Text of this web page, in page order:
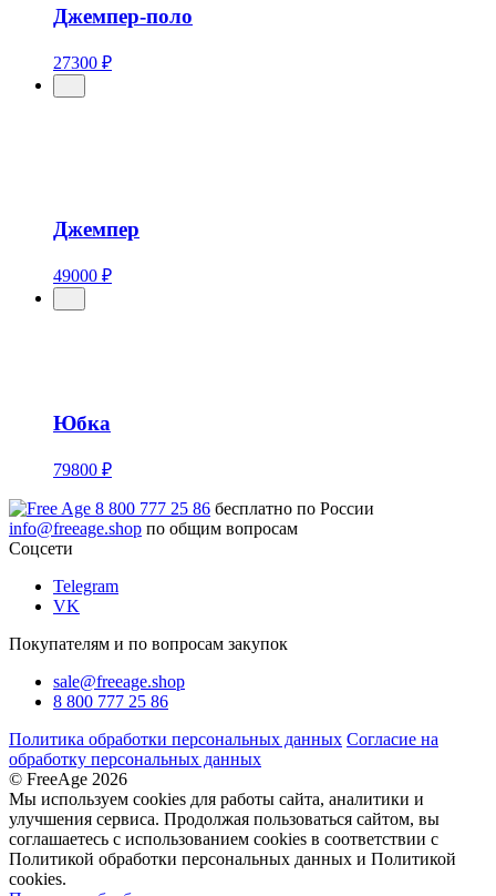
Джемпер-поло
27300 ₽
Джемпер
49000 ₽
Юбка
79800 ₽
8 800 777 25 86 бесплатно по России
info@freeage.shop по общим вопросам
Соцсети
Telegram
VK
Покупателям и по вопросам закупок
sale@freeage.shop
8 800 777 25 86
Политика обработки персональных данных Согласие на
обработку персональных данных
© FreeAge 2026
Мы используем cookies для работы сайта, аналитики и
улучшения сервиса. Продолжая пользоваться сайтом, вы
соглашаетесь с использованием cookies в соответствии с
Политикой обработки персональных данных и Политикой
cookies.